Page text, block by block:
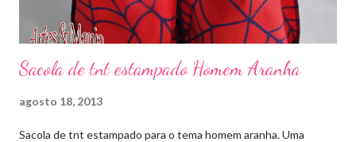
Sacola de tnt estampado Homem Aranha
agosto 18, 2013
Sacola de tnt estampado para o tema homem aranha. Uma